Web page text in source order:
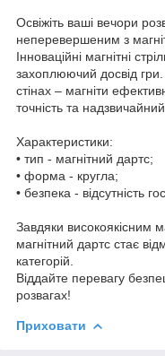
Освіжіть ваші вечори
неперевершеним з
Інноваційні магнітні
захоплюючий досвід
стінах – магніти
точність та
Характеристики:
• тип - магнітний дартс;
• форма - кругла;
• безпека - відсутність
Завдяки високоякісним
магнітний дартс стає
категорій.
Віддайте перевагу
розвагах!
Приховати